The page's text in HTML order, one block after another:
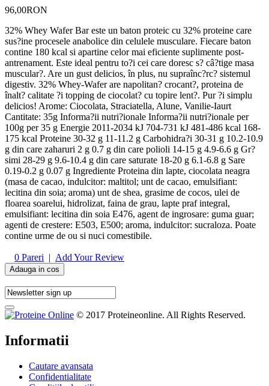
96,00RON
32% Whey Wafer Bar este un baton proteic cu 32% proteine care
sus?ine procesele anabolice din celulele musculare. Fiecare baton
contine 180 kcal si apartine celor mai eficiente suplimente post-
antrenament. Este ideal pentru to?i cei care doresc s? câ?tige masa
muscular?. Are un gust delicios, în plus, nu supraînc?rc? sistemul
digestiv. 32% Whey-Wafer are napolitan? crocant?, proteina de
înalt? calitate ?i topping de ciocolat? cu topire lent?. Pur ?i simplu
delicios! Arome: Ciocolata, Straciatella, Alune, Vanilie-Iaurt
Cantitate: 35g Informa?ii nutri?ionale Informa?ii nutri?ionale per
100g per 35 g Energie 2011-2034 kJ 704-731 kJ 481-486 kcal 168-
175 kcal Proteine 30-32 g 11-11.2 g Carbohidra?i 30-31 g 10.2-10.9
g din care zaharuri 2 g 0.7 g din care polioli 14-15 g 4.9-6.6 g Gr?
simi 28-29 g 9.6-10.4 g din care saturate 18-20 g 6.1-6.8 g Sare
0.19-0.2 g 0.07 g Ingrediente Proteina din lapte, ciocolata neagra
(masa de cacao, indulcitor: maltitol; unt de cacao, emulsifiant:
lecitina din soia; aroma) unt de shea, grasime de cocos, ulei de
floarea soarelui, hidrolizat, faina de grau, lapte praf integral,
emulsifiant: lecitina din soia E476, agent de ingrosare: guma guar;
agenti de crestere: E503, E500; aroma, indulcitor: sucraloza. Poate
contine urme de ou si nuci comestibile.
0 Pareri | Add Your Review
Adauga in cos
© 2017 Proteineonline. All Rights Reserved.
Informatii
Cautare avansata
Confidentialitate